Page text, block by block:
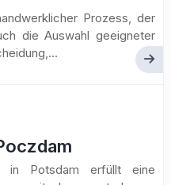
Prozess, der
die Auswahl geeigneter
in Potsdam erfüllt eine